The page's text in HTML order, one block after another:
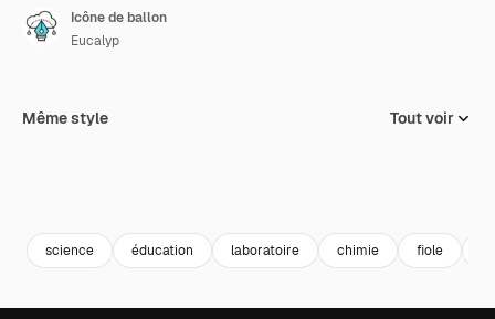
Icône de ballon
Eucalyp
Même style Tout voir
science éducation laboratoire chimie fiole